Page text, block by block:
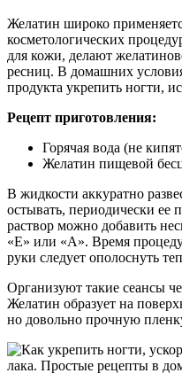
Желатин широко
косметологических
для кожи, делают
ресниц. В домашних
продукта укрепить ногти,
Рецепт приготовления:
Горячая вода (не
Желатин пищевой
В жидкости аккуратно
остывать, периодически
раствор можно добавить
«Е» или «А». Время
руки следует ополоснуть
Организуют такие сеансы
Желатин образует на
но довольно прочную